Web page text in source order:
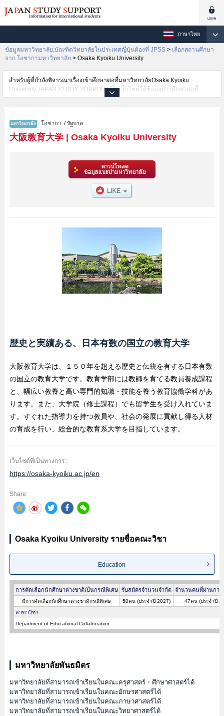
ภาษาไทย
ข้อมูลมหาวิทยาลัย,บัณฑิตวิทยาลัยในประเทศญี่ปุ่นต้องที่ JPSS > เลือกสถานศึกษา
จาก โอซากามหาวิทยาลัย > Osaka Kyoiku University
สำหรับผู้ที่กำลังพิจารณาเรื่องเข้าศึกษาต่อที่มหาวิทยาลัยOsaka Kyoiku
University JAPAN STUDY SUPPORTเป็นเว็บไซต์ให้ข้อมูลการศึกษาต่อที่
ประเทศญี่ปุ่นสำหรับนักศึกษาต่างชาติโดยการดำเนินงานร่วมกันของ The Asian
ไว้สำหรับผู้ที่ต้องการค้นหาข้อมูลการศึกษาต่อเกี่ยวกับOsaka Kyoiku University
กรุณาใช้เว็บไซต์นี้เพื่อการค้นหาข้อมูลตามอัธยาศัย นอกจากนั้นยังมีข้อมูลของ
สถาบันการศึกษาระดับมหาวิทยาลัย,บัณฑิตวิทยาลัย,วิทยาลัยระดับ
โอซากา / รัฐบาล
大阪教育大学| Osaka Kyoiku University
歴史と実績ある、日本有数の国立の教育大学
大阪教育大学は、１５０年を超える歴史と伝統を有する日本有数
の国立の教育大学です。教育学部には教師を育てる教員養成課程
と、幅広い教養と高い専門的知識・技能を養う教育協働学科があ
ります。また、大学院（修士課程）でも留学生を受け入れていま
す。すぐれた指導力を持つ教員や、社会の発展に貢献し得る人材
の育成を行い、総合的な教育系大学を目指しています。
เว็บไซต์ที่เป็นทางการ :
https://osaka-kyoiku.ac.jp/en
Share:
Osaka Kyoiku University รายชื่อคณะวิชา
Education
การคัดเลือกนักศึกษาต่างชาติเป็นกรณีพิเศษ รับสมัครจำนวนจำกัด จำนวนคนที่ผ่านการ
มีการคัดเลือกนักศึกษาต่างชาติกรณีพิเศษ 50คน (ประจำปี 2027) 47คน (ประจำปี
สาขาวิชา
Department of Educational Collaboration
มหาวิทยาลัยพันธมิตร
มหาวิทยาลัยที่สามารถเข้าเรียนในคณะครุศาสตร์・ศึกษาศาสตร์ได้
มหาวิทยาลัยที่สามารถเข้าเรียนในคณะอักษรศาสตร์ได้
มหาวิทยาลัยที่สามารถเข้าเรียนในคณะภาษาศาสตร์ได้
มหาวิทยาลัยที่สามารถเข้าเรียนในคณะวิทยาศาสตร์ได้